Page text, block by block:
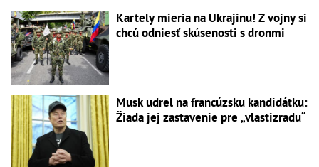
Kartely mieria na Ukrajinu! Z vojny si
chcú odniesť skúsenosti s dronmi
Musk udrel na francúzsku kandidátku:
Žiada jej zastavenie pre „vlastizradu“